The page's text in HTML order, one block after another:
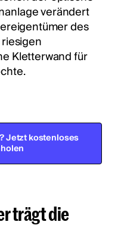
verändert
des
Kletterwand für
Jetzt kostenloses
trägt die